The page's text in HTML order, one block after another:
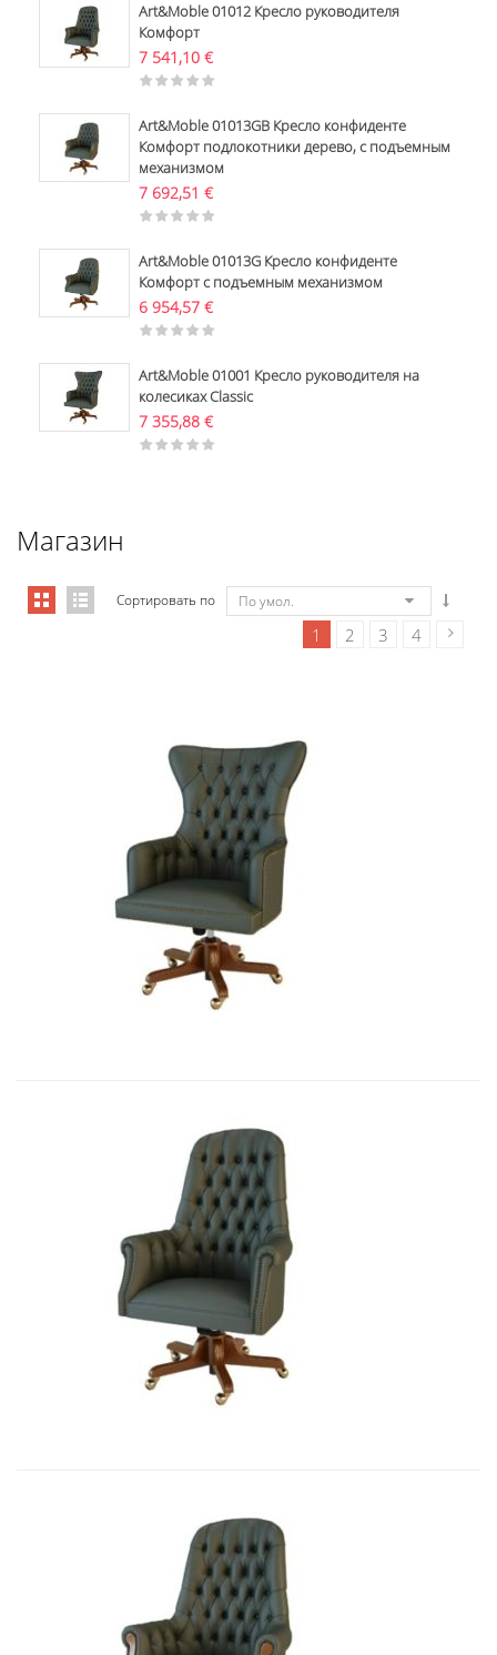
Art&Moble 01012 Кресло руководителя
Комфорт
7 541,10 €
Art&Moble 01013GB Кресло конфиденте
Комфорт подлокотники дерево, с подъемным
механизмом
7 692,51 €
Art&Moble 01013G Кресло конфиденте
Комфорт с подъемным механизмом
6 954,57 €
Art&Moble 01001 Кресло руководителя на
колесиках Classic
7 355,88 €
Магазин
Сортировать по По умол.
1 2 3 4
Art&Moble 01001 Кресло руководи...
7 355,88€
Art&Moble 01012 Кресло руководи...
7 541,10€